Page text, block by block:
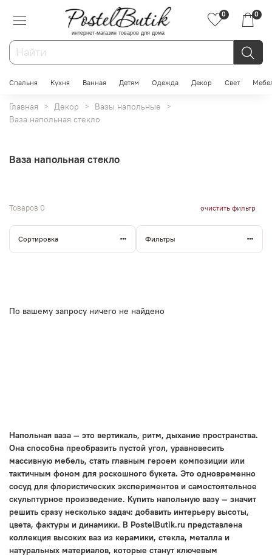
интернет-магазин товаров для дома
0 0
Спальня Кухня Ванная Детям Одежда Декор Свет
Главная Декор
Вазы напольные
Ваза напольная стекло
Ваза напольная стекло
Товаров 0 очистить фильтр
Сортировка Фильтры
По вашему запросу ничего не найдено
Напольная ваза — это вертикаль, ритм, дыхание пространства.
Она способна преобразить пустой угол, уравновесить
массивную мебель, стать главным героем композиции или
тактичным фоном для роскошного букета. Это одновременно
сосуд для флористических экспериментов и самостоятельное
скульптурное произведение. Купить напольную вазу — значит
решить сразу несколько задач: добавить интерьеру высоты,
цвета, фактуры и динамики. В PostelButik.ru представлена
коллекция высоких ваз из керамики, стекла, металла и
натуральных материалов, которые станут ключевым